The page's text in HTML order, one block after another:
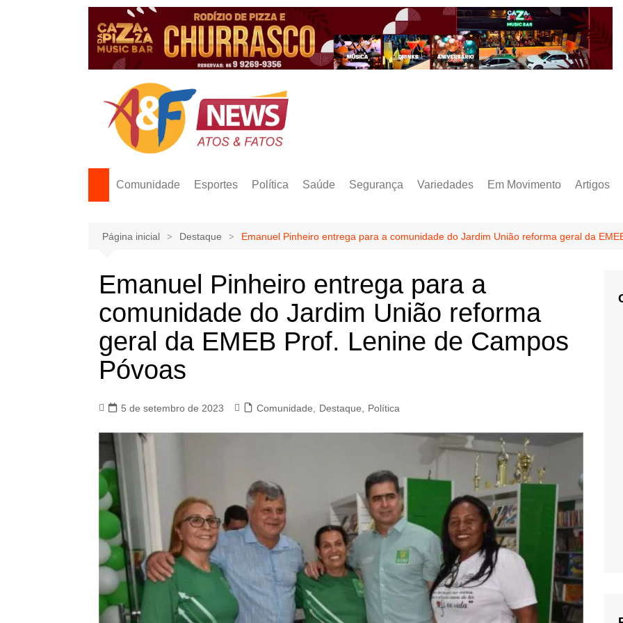
Comunidade Esportes Política Saúde Segurança Variedades Em Movimento Artigos
Página inicial Destaque Emanuel Pinheiro entrega para a comunidade do Jardim União reforma geral da
Emanuel Pinheiro entrega para a
comunidade do Jardim União reforma
geral da EMEB Prof. Lenine de Campos
Póvoas
5 de setembro de 2023 Comunidade Destaque Política